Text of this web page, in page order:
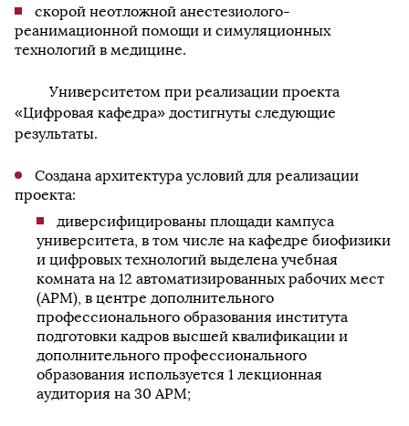
скорой неотложной анестезиолого-
реанимационной помощи и симуляционных
технологий в медицине.
Университетом при реализации проекта
«Цифровая кафедра» достигнуты следующие
результаты.
Создана архитектура условий для реализации
проекта:
диверсифицированы площади кампуса
университета, в том числе на кафедре биофизики
и цифровых технологий выделена учебная
комната на 12 автоматизированных рабочих мест
(АРМ), в центре дополнительного
профессионального образования института
подготовки кадров высшей квалификации и
дополнительного профессионального
образования используется 1 лекционная
аудитория на 30 АРМ;